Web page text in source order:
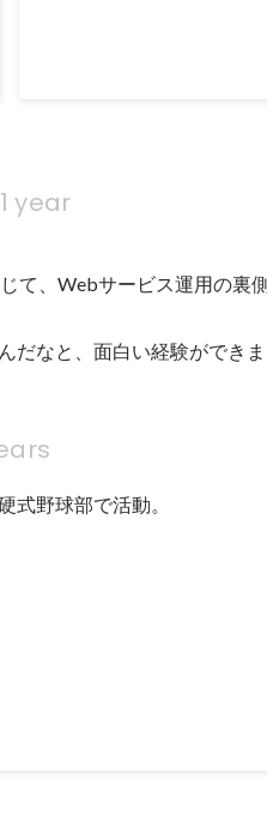
実現できる技術を磨こうとい
1 year
て、Webサービス運用の裏側
だなと、面白い経験ができま
式野球部で活動。